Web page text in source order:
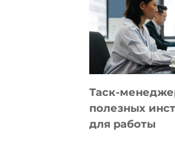
ПО
Таск-
полезных
для работы